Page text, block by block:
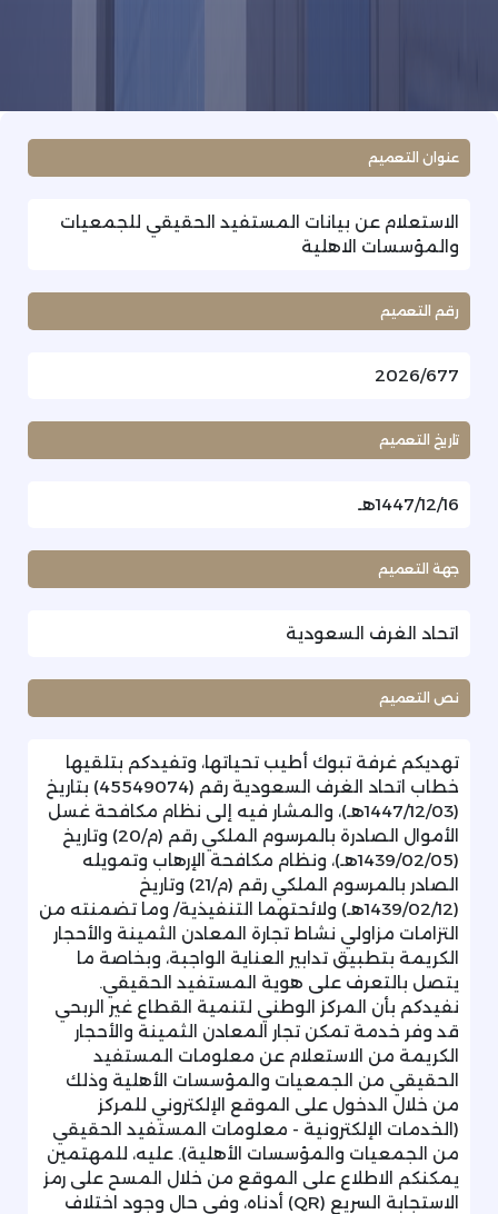
عنوان التعميم
الاستعلام عن بيانات المستفيد الحقيقي للجمعيات
والمؤسسات الاهلية
رقم التعميم
2026/677
تاريخ التعميم
1447/12/16هـ
جهة التعميم
اتحاد الغرف السعودية
نص التعميم
تهديكم غرفة تبوك أطيب تحياتها، وتفيدكم بتلقيها
خطاب اتحاد الغرف السعودية رقم (45549074) بتاريخ
(1447/12/03هـ)، والمشار فيه إلى نظام مكافحة غسل
الأموال الصادرة بالمرسوم الملكي رقم (م/20) وتاريخ
(1439/02/05هـ)، ونظام مكافحة الإرهاب وتمويله
الصادر بالمرسوم الملكي رقم (م/21) وتاريخ
(1439/02/12هـ) ولائحتهما التنفيذية/ وما تضمنته من
التزامات مزاولي نشاط تجارة المعادن الثمينة والأحجار
الكريمة بتطبيق تدابير العناية الواجبة، وبخاصة ما
يتصل بالتعرف على هوية المستفيد الحقيقي.
نفيدكم بأن المركز الوطني لتنمية القطاع غير الربحي
قد وفر خدمة تمكن تجار المعادن الثمينة والأحجار
الكريمة من الاستعلام عن معلومات المستفيد
الحقيقي من الجمعيات والمؤسسات الأهلية وذلك
من خلال الدخول على الموقع الإلكتروني للمركز
(الخدمات الإلكترونية - معلومات المستفيد الحقيقي
من الجمعيات والمؤسسات الأهلية). عليه، للمهتمين
يمكنكم الاطلاع على الموقع من خلال المسح على رمز
الاستجابة السريع (QR) أدناه، وفي حال وجود اختلاف